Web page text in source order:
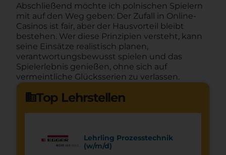
Abschließend möchte ich polnischen Spielern
mit auf den Weg geben: Der Zufall in Online-
Casinos ist fair, aber der Hausvorteil bleibt
bestehen. Wer diese Prinzipien versteht, kann
seine Einsätze realistisch planen,
verantwortungsbewusst spielen und das
Spielerlebnis genießen, ohne sich auf
vermeintliche Glücksserien zu verlassen.
domainTop Lehrstellen
Lehrling Prozesstechnik
(w/m/d)